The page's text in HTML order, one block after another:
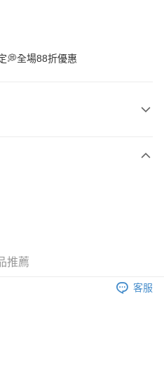
💭全場88折優惠
工作天到店，7天內取。逾期後
推薦
客服